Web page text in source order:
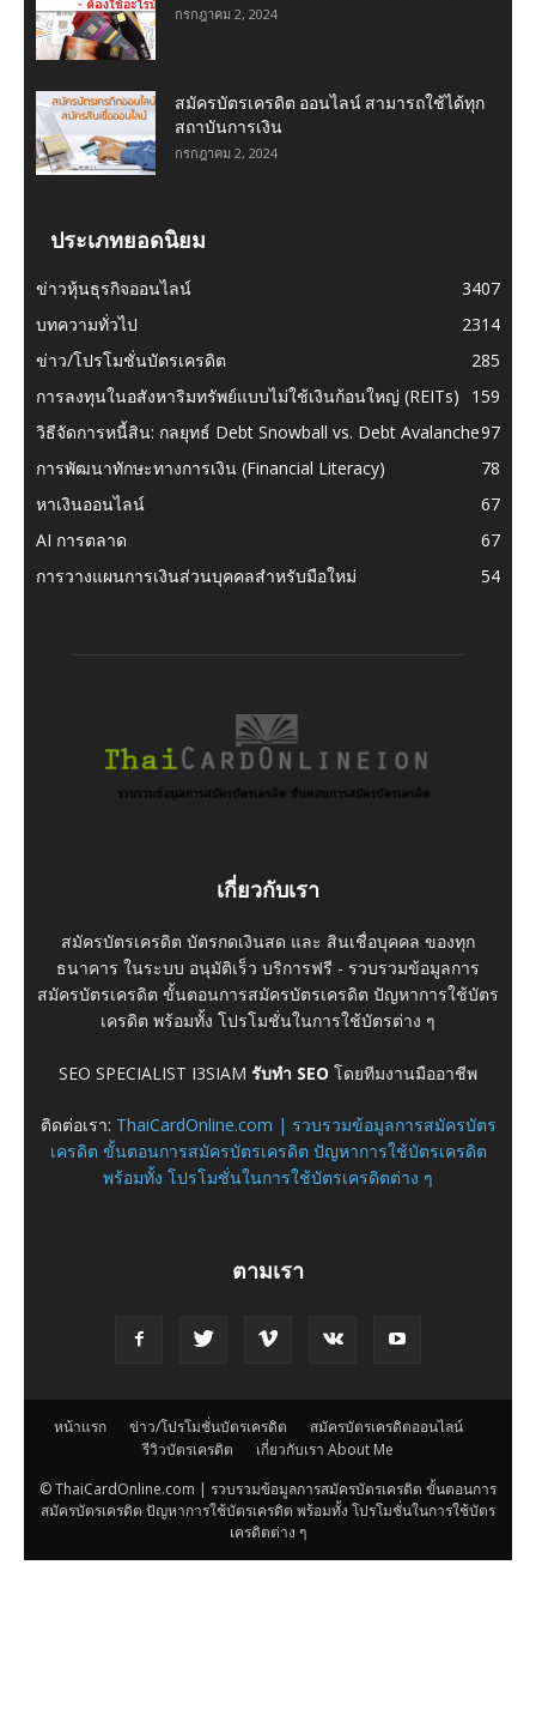
กรกฎาคม 2, 2024
สมัครบัตรเครดิต ออนไลน์ สามารถใช้ได้ทุก
สถาบันการเงิน
กรกฎาคม 2, 2024
ประเภทยอดนิยม
ข่าวหุ้นธุรกิจออนไลน์
3407
บทความทั่วไป
2314
ข่าว/โปรโมชั่นบัตรเครดิต
285
การลงทุนในอสังหาริมทรัพย์แบบไม่ใช้เงินก้อนใหญ่ (REITs)
159
วิธีจัดการหนี้สิน: กลยุทธ์ Debt Snowball vs. Debt Avalanche97
การพัฒนาทักษะทางการเงิน (Financial Literacy)
78
หาเงินออนไลน์
67
AI การตลาด
67
การวางแผนการเงินส่วนบุคคลสำหรับมือใหม่
54
เกี่ยวกับเรา
สมัครบัตรเครดิต บัตรกดเงินสด และ สินเชื่อบุคคล ของทุก
ธนาคาร ในระบบ อนุมัติเร็ว บริการฟรี - รวบรวมข้อมูลการ
สมัครบัตรเครดิต ขั้นตอนการสมัครบัตรเครดิต ปัญหาการใช้บัตร
เครดิต พร้อมทั้ง โปรโมชั่นในการใช้บัตรต่าง ๆ
SEO SPECIALIST I3SIAM รับทำ SEO โดยทีมงานมืออาชีพ
ติดต่อเรา: ThaiCardOnline.com | รวบรวมข้อมูลการสมัครบัตร
เครดิต ขั้นตอนการสมัครบัตรเครดิต ปัญหาการใช้บัตรเครดิต
พร้อมทั้ง โปรโมชั่นในการใช้บัตรเครดิตต่าง ๆ
ตามเรา
หน้าแรก ข่าว/โปรโมชั่นบัตรเครดิต
สมัครบัตรเครดิตออนไลน์
รีวิวบัตรเครดิต
เกี่ยวกับเรา About Me
© ThaiCardOnline.com | รวบรวมข้อมูลการสมัครบัตรเครดิต ขั้นตอนการ
สมัครบัตรเครดิต ปัญหาการใช้บัตรเครดิต พร้อมทั้ง โปรโมชั่นในการใช้บัตร
เครดิตต่าง ๆ